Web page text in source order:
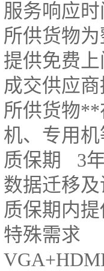
服务响应
所供货物
提供免费
成交供应
所供货物**
机、专用
质保期 3
数据迁移
质保期内
特殊需求